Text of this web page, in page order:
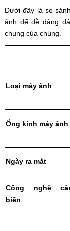
Dưới đây là so
ảnh để dễ dàng
chung của chúng.
Loại máy ảnh
Ống kính máy ảnh
Ngày ra mắt
Công nghệ
biến